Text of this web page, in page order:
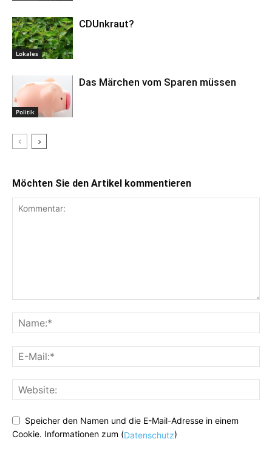
Lokales
CDUnkraut?
Politik
Das Märchen vom Sparen müssen
Möchten Sie den Artikel kommentieren
Speicher den Namen und die E-Mail-Adresse in einem
Cookie. Informationen zum (Datenschutz)